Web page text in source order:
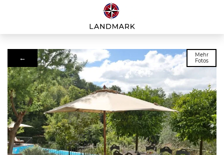
←
Mehr
Fotos